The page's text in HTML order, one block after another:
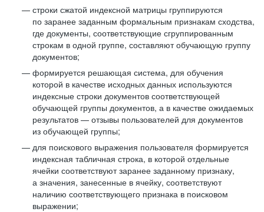
строки сжатой индексной матрицы группируются
по заранее заданным формальным признакам сходства,
где документы, соответствующие сгруппированным
строкам в одной группе, составляют обучающую группу
документов;
формируется решающая система, для обучения
которой в качестве исходных данных используются
индексные строки документов соответствующей
обучающей группы документов, а в качестве ожидаемых
результатов — отзывы пользователей для документов
из обучающей группы;
для поискового выражения пользователя формируется
индексная табличная строка, в которой отдельные
ячейки соответствуют заранее заданному признаку,
а значения, занесенные в ячейку, соответствуют
наличию соответствующего признака в поисковом
выражении;